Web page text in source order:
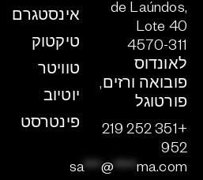
אינסטגרם
טיקטוק
טוויטר
יוטיוב
פינטרסט
de Laúndos,
Lote 40
4570-311
לאונדוס
פובואה ורזים,
פורטוגל
+351 252 219
952
sa***@****ma.com